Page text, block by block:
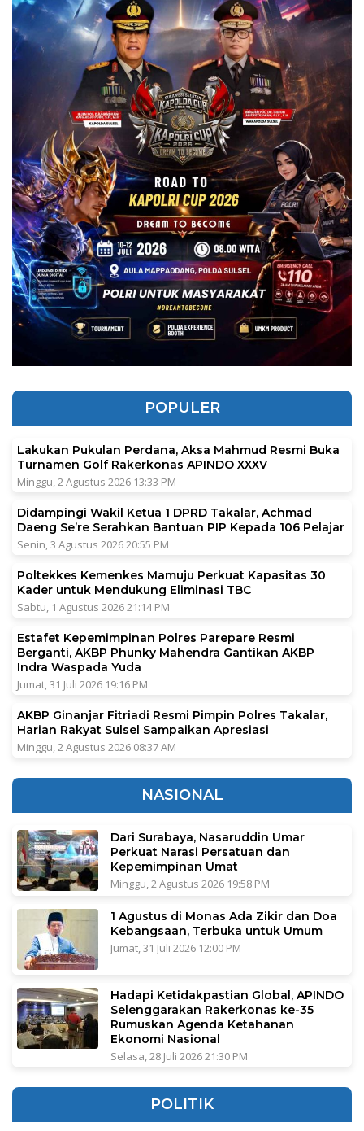
POPULER
Lakukan Pukulan Perdana, Aksa Mahmud Resmi Buka
Turnamen Golf Rakerkonas APINDO XXXV
Minggu, 2 Agustus 2026 13:33 PM
Didampingi Wakil Ketua 1 DPRD Takalar, Achmad
Daeng Se’re Serahkan Bantuan PIP Kepada 106 Pelajar
Senin, 3 Agustus 2026 20:55 PM
Poltekkes Kemenkes Mamuju Perkuat Kapasitas 30
Kader untuk Mendukung Eliminasi TBC
Sabtu, 1 Agustus 2026 21:14 PM
Estafet Kepemimpinan Polres Parepare Resmi
Berganti, AKBP Phunky Mahendra Gantikan AKBP
Indra Waspada Yuda
Jumat, 31 Juli 2026 19:16 PM
AKBP Ginanjar Fitriadi Resmi Pimpin Polres Takalar,
Harian Rakyat Sulsel Sampaikan Apresiasi
Minggu, 2 Agustus 2026 08:37 AM
NASIONAL
Dari Surabaya, Nasaruddin Umar
Perkuat Narasi Persatuan dan
Kepemimpinan Umat
Minggu, 2 Agustus 2026 19:58 PM
1 Agustus di Monas Ada Zikir dan Doa
Kebangsaan, Terbuka untuk Umum
Jumat, 31 Juli 2026 12:00 PM
Hadapi Ketidakpastian Global, APINDO
Selenggarakan Rakerkonas ke-35
Rumuskan Agenda Ketahanan
Ekonomi Nasional
Selasa, 28 Juli 2026 21:30 PM
POLITIK